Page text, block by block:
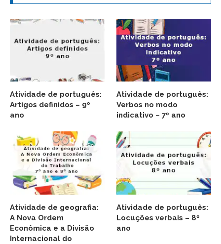
Atividade de português:
Artigos definidos – 9º
ano
Atividade de português:
Verbos no modo
indicativo – 7º ano
Atividade de geografia:
A Nova Ordem
Econômica e a Divisão
Internacional do
Atividade de português:
Locuções verbais – 8º
ano